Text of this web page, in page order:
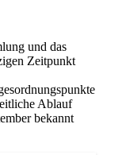
und das
Zeitpunkt
Ablauf
bekannt